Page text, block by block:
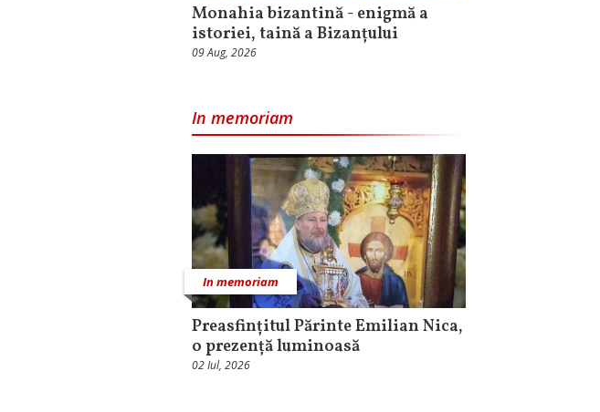
Monahia bizantină - enigmă a
istoriei, taină a Bizanțului
09 Aug, 2026
In memoriam
In memoriam
Preasfințitul Părinte Emilian Nica,
o prezență luminoasă
02 Iul, 2026